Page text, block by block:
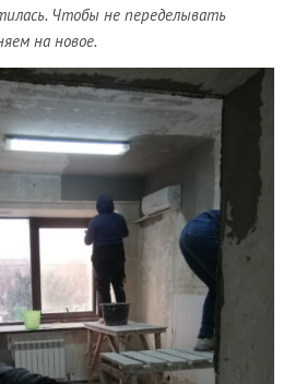
Чтобы не переделывать
на новое.